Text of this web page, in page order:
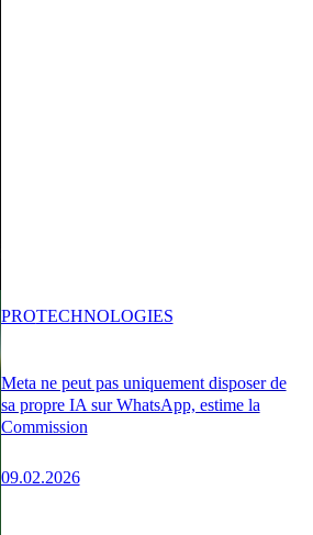
Meta ne peut pas uniquement disposer de
sa propre IA sur WhatsApp, estime la
Commission
09.02.2026
PROTECHNOLOGIES